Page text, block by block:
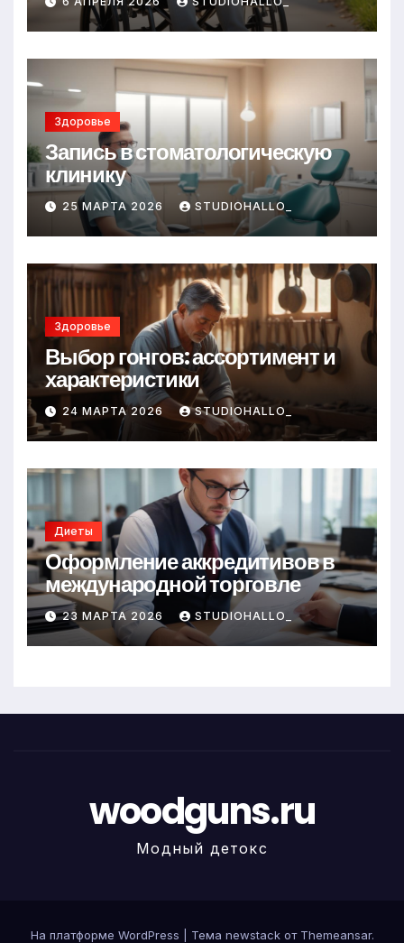
Здоровье
Запись в стоматологическую
клинику
25 МАРТА 2026 STUDIOHALLO_
Здоровье
Выбор гонгов: ассортимент и
характеристики
24 МАРТА 2026 STUDIOHALLO_
Диеты
Оформление аккредитивов в
международной торговле
23 МАРТА 2026 STUDIOHALLO_
woodguns.ru
Модный детокс
На платформе WordPress Тема newstack от Themeansar.